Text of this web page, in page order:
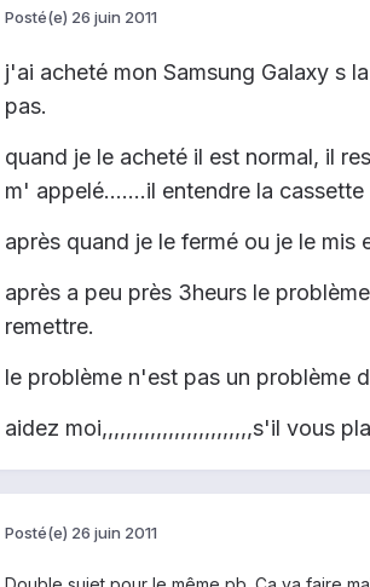
Posté(e) 26 juin 2011
j'ai acheté mon Samsung Galaxy s
pas.
quand je le acheté il est normal, il
m' appelé.......il entendre la
après quand je le fermé ou je le
après a peu près 3heurs le
remettre.
le problème n'est pas un problème
aidez moi,,,,,,,,,,,,,,,,,,,,,,,,,s'il vous
Posté(e) 26 juin 2011